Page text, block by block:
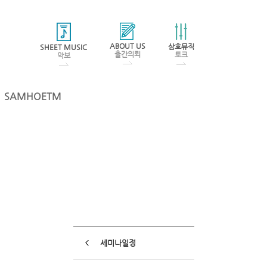
SHEET MUSIC
악보
ABOUT US
출간의뢰
삼호뮤직
토크
SAMHOETM
세미나일정